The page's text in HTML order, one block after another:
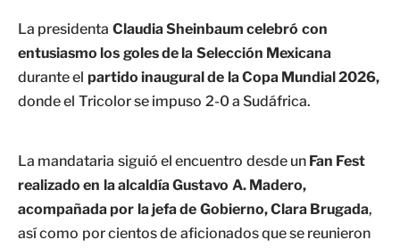
La presidenta Claudia Sheinbaum celebró con
entusiasmo los goles de la Selección Mexicana
durante el partido inaugural de la Copa Mundial 2026,
donde el Tricolor se impuso 2-0 a Sudáfrica.
La mandataria siguió el encuentro desde un Fan Fest
realizado en la alcaldía Gustavo A. Madero,
acompañada por la jefa de Gobierno, Clara Brugada,
así como por cientos de aficionados que se reunieron